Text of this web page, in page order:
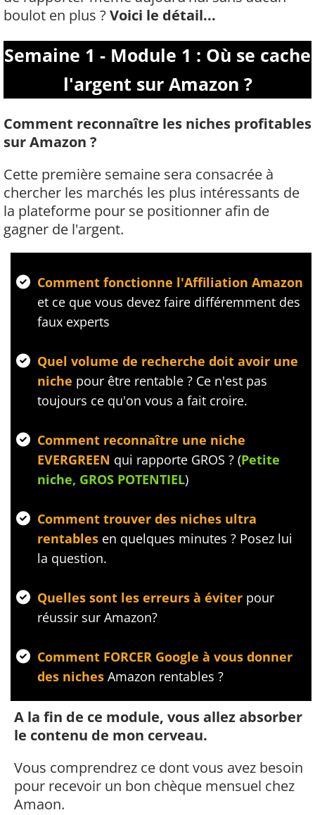
boulot en plus ? Voici le détail...
Semaine 1 - Module 1 : Où se cache
l'argent sur Amazon ?
Comment reconnaître les niches profitables
sur Amazon ?
Cette première semaine sera consacrée à
chercher les marchés les plus intéressants de
la plateforme pour se positionner afin de
gagner de l'argent.
Comment fonctionne l'Affiliation Amazon
et ce que vous devez faire différemment des
faux experts
Quel volume de recherche doit avoir une
niche pour être rentable ? Ce n'est pas
toujours ce qu'on vous a fait croire.
Comment reconnaître une niche
EVERGREEN qui rapporte GROS ? (Petite
niche, GROS POTENTIEL)
Comment trouver des niches ultra
rentables en quelques minutes ? Posez lui
la question.
Quelles sont les erreurs à éviter pour
réussir sur Amazon?
Comment FORCER Google à vous donner
des niches Amazon rentables ?
A la fin de ce module, vous allez absorber
le contenu de mon cerveau.
Vous comprendrez ce dont vous avez besoin
pour recevoir un bon chèque mensuel chez
Amaon.